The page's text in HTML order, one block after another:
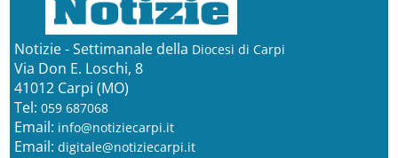
Notizie - Settimanale della Diocesi di Carpi
Via Don E. Loschi, 8
41012 Carpi (MO)
Tel: 059 687068
Email: info@notiziecarpi.it
Email: digitale@notiziecarpi.it